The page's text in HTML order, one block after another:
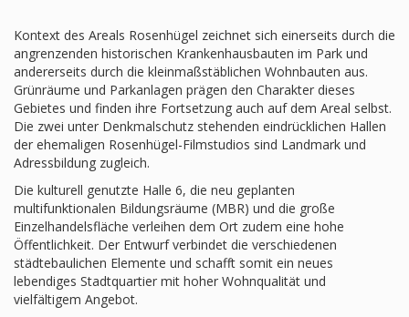
Kontext des Areals Rosenhügel zeichnet sich einerseits durch die
angrenzenden historischen Krankenhausbauten im Park und
andererseits durch die kleinmaßstäblichen Wohnbauten aus.
Grünräume und Parkanlagen prägen den Charakter dieses
Gebietes und finden ihre Fortsetzung auch auf dem Areal selbst.
Die zwei unter Denkmalschutz stehenden eindrücklichen Hallen
der ehemaligen Rosenhügel-Filmstudios sind Landmark und
Adressbildung zugleich.
Die kulturell genutzte Halle 6, die neu geplanten
multifunktionalen Bildungsräume (MBR) und die große
Einzelhandelsfläche verleihen dem Ort zudem eine hohe
Öffentlichkeit. Der Entwurf verbindet die verschiedenen
städtebaulichen Elemente und schafft somit ein neues
lebendiges Stadtquartier mit hoher Wohnqualität und
vielfältigem Angebot.